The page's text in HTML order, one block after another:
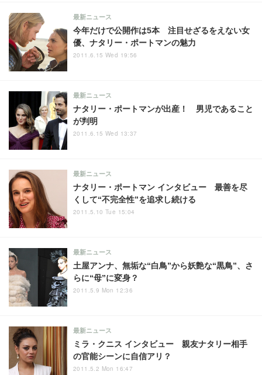
今年だけで公開作は5本 注目せざるをえない女
優、ナタリー・ポートマンの魅力
最新ニュース
2011.6.15 Wed 19:56
ナタリー・ポートマンが出産！ 男児であること
が判明
最新ニュース
2011.6.15 Wed 13:37
ナタリー・ポートマン インタビュー 最善を尽
くして“不完全性”を追求し続ける
最新ニュース
2011.5.10 Tue 15:04
土屋アンナ、無垢な“白鳥”から妖艶な“黒鳥”、さ
らに“母”に変身？
最新ニュース
2011.5.9 Mon 12:36
ミラ・クニス インタビュー 親友ナタリー相手
の官能シーンに自信アリ？
最新ニュース
2011.5.2 Mon 16:47